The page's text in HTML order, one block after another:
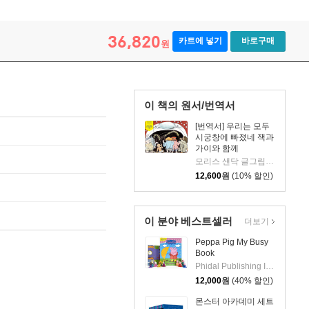
36,820원 카트에 넣기 바로구매
이 책의 원서/번역서
[번역서] 우리는 모두
시궁창에 빠졌네 잭과
가이와 함께
모리스 샌닥 글그림/조동섭 역
12,600원 (10% 할인)
이 분야 베스트셀러
Peppa Pig My Busy
Book
Phidal Publishing Inc.
12,000원 (40% 할인)
몬스터 아카데미 세트
더보기